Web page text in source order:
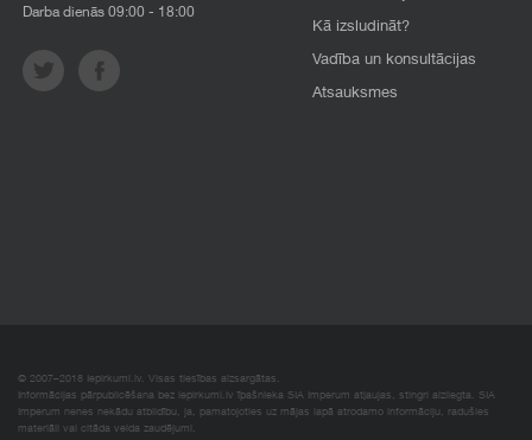
Darba dienās 09:00 - 18:00
Kā izsludināt?
Vadība un konsultācijas
Atsauksmes
© 2007–2018 Iepirkumi.lv. Visas tiesības aizsargātas.
Informācijas pārpublicēšana bez iepirkumi.lv īpašnieka SIA Imperum atļaujas, stingri aizliegta. SIA
Imperum nenes nekādu atbildību, ja, pamatojoties uz mājas lapā atrodamo informāciju, radušies
materiāli vai citāda veida zaudējumi.